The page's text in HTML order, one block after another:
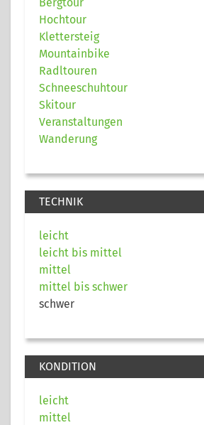
Hochtour
Klettersteig
Mountainbike
Radltouren
Schneeschuhtour
Skitour
Veranstaltungen
Wanderung
TECHNIK
leicht
leicht bis mittel
mittel
mittel bis schwer
schwer
KONDITION
leicht
mittel